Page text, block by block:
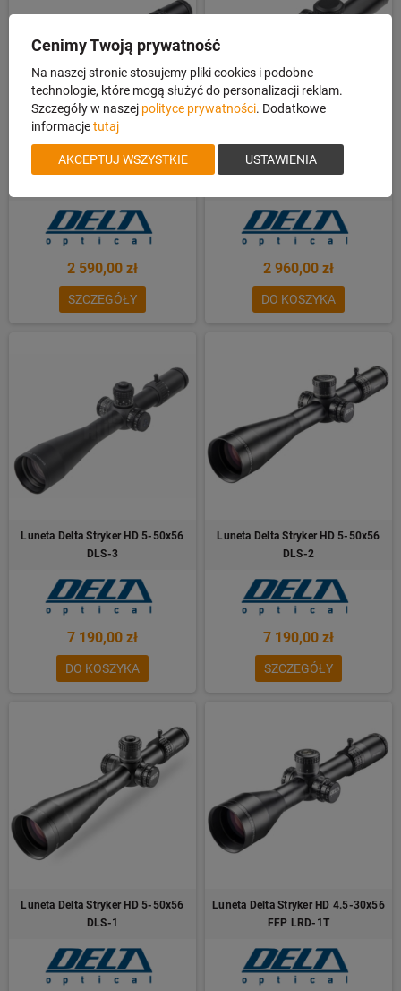
Luneta Delta Titanium 2,5-10x50
2 590,00 zł
SZCZEGÓŁY
Luneta Delta Titanium 1-6x24 HD
2 960,00 zł
DO KOSZYKA
Luneta Delta Stryker HD 5-50x56
DLS-3
7 190,00 zł
DO KOSZYKA
Luneta Delta Stryker HD 5-50x56
DLS-2
7 190,00 zł
SZCZEGÓŁY
Luneta Delta Stryker HD 5-50x56
DLS-1
Luneta Delta Stryker HD 4.5-30x56
FFP LRD-1T
Cenimy Twoją prywatność
Na naszej stronie stosujemy pliki cookies i podobne
technologie, które mogą służyć do personalizacji reklam.
Szczegóły w naszej polityce prywatności. Dodatkowe
informacjetutaj
AKCEPTUJ WSZYSTKIE USTAWIENIA